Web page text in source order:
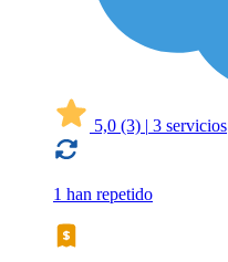
5,0 (3) | 3 servicios
1 han repetido